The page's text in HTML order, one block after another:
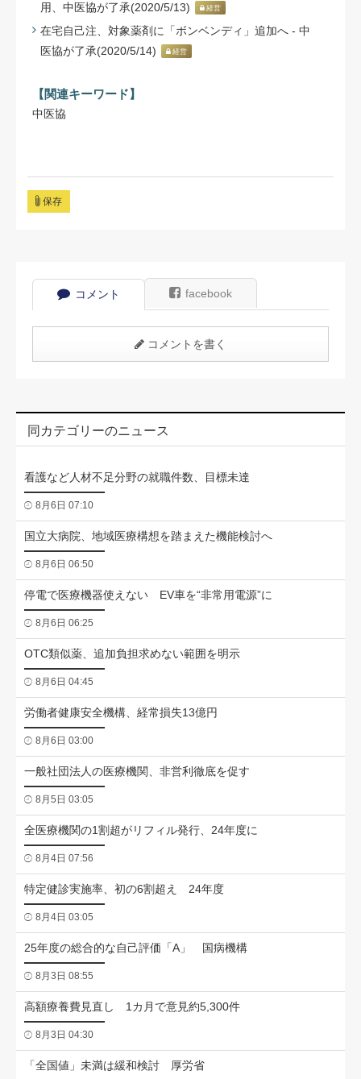
用、中医協が了承(2020/5/13)
経営
在宅自己注、対象薬剤に「ボンベンディ」追加へ - 中
医協が了承(2020/5/14)
経営
【関連キーワード】
中医協
保存
コメント facebook
コメントを書く
同カテゴリーのニュース
看護など人材不足分野の就職件数、目標未達
8月6日 07:10
国立大病院、地域医療構想を踏まえた機能検討へ
8月6日 06:50
停電で医療機器使えない EV車を“非常用電源”に
8月6日 06:25
OTC類似薬、追加負担求めない範囲を明示
8月6日 04:45
労働者健康安全機構、経常損失13億円
8月6日 03:00
一般社団法人の医療機関、非営利徹底を促す
8月5日 03:05
全医療機関の1割超がリフィル発行、24年度に
8月4日 07:56
特定健診実施率、初の6割超え 24年度
8月4日 03:05
25年度の総合的な自己評価「A」 国病機構
8月3日 08:55
高額療養費見直し 1カ月で意見約5,300件
8月3日 04:30
「全国値」未満は緩和検討 厚労省